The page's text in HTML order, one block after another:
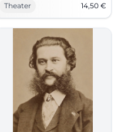
prickelnde
Theateratmosphäre.
29.04.2026, ab 14,50 €.
#Theaterliebe
Theater 14,50 €